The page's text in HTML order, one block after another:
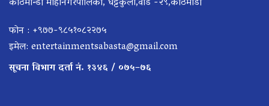
फोन : +९७७-९८५१०८२२७५
इमेल: entertainmentsabasta@gmail.com
सूचना विभाग दर्ता नं. १३४६ / ०७५–७६